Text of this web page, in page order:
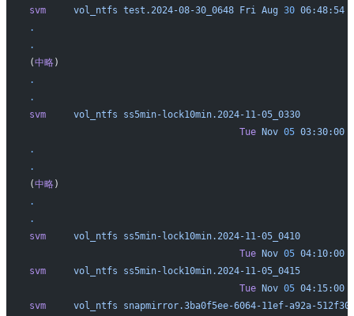
svm
     vol_ntfs
test.2024-08-30_0648 Fri Aug 30 06:48:54
.
.
(中略)
.
.
svm
     vol_ntfs
ss5min-lock10min.2024-11-05_0330
                                      Tue
Nov 05 03:30:00
.
.
(中略)
.
.
svm
     vol_ntfs
ss5min-lock10min.2024-11-05_0410
                                      Tue
Nov 05 04:10:00
svm
     vol_ntfs
ss5min-lock10min.2024-11-05_0415
                                      Tue
Nov 05 04:15:00
svm
     vol_ntfs
snapmirror.3ba0f5ee-6064-11ef-a92a-